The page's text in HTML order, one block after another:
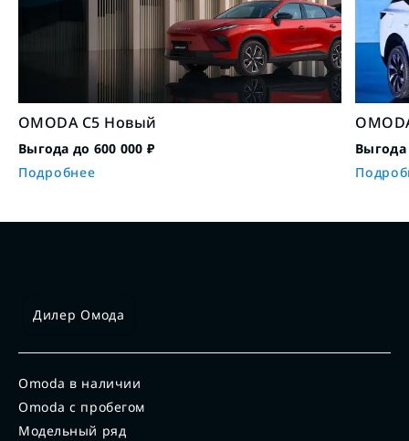
OMODA C5 Новый
Выгода до 600 000 ₽
Подробнее
Выгода
Дилер Омода
Omoda в наличии
Omoda с пробегом
Модельный ряд